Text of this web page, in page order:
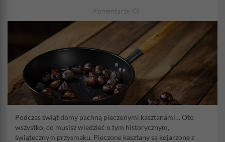
Komentarze (0)
Podczas świąt domy pachną pieczonymi kasztanami… Oto
wszystko, co musisz wiedzieć o tym historycznym,
świątecznym przysmaku. Pieczone kasztany są kojarzone z